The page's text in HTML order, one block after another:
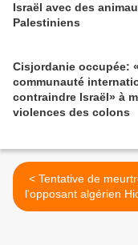
Israël avec des
Palestiniens
Cisjordanie occupée:
communauté
contraindre Israël» à
violences des colons
< Tentative de meurtre de
l'opposant algérien
Aboud : un juge